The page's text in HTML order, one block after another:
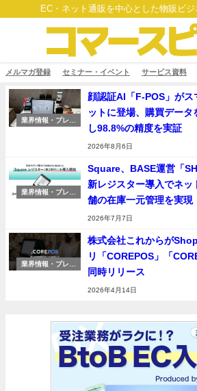
EC・ネット通販を中心とした物販ビ
メルマガ登録 セミナー・イベント サービス資料
業界情報・プレス
顔認証AI「F-POS」が
ットに登場、購買デー
し98.8%の精度を実証
2026年8月6日
業界情報・プレス
Square、BASE運営「
新レジスター導入でネッ
舗の在庫一元管理を実現
2026年7月7日
業界情報・プレス
株式会社これからが
リ「COREPOS」「
同時リリース
2026年4月14日